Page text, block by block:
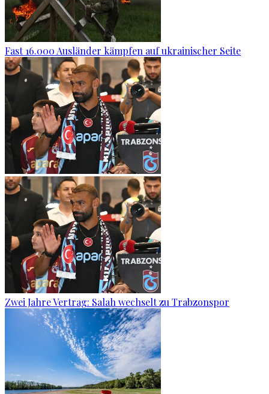
Fast 16.000 Ausländer kämpfen auf ukrainischer Seite
Zwei Jahre Vertrag: Salah wechselt zu Trabzonspor